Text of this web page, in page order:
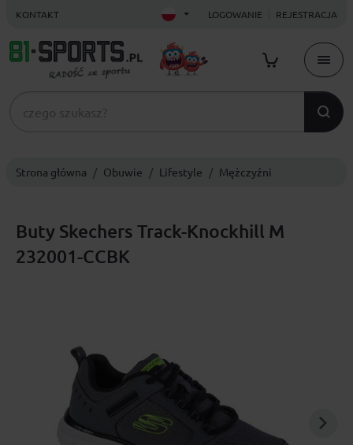
KONTAKT LOGOWANIE REJESTRACJA
Strona główna Obuwie Lifestyle Mężczyźni
Buty Skechers Track-Knockhill M
232001-CCBK